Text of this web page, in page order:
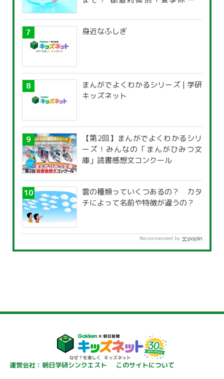
身近なふしぎ
まんがでよくわかるシリーズ | 学研
キッズネット
【第2回】まんがでよくわかるシリ
ーズ！みんなの「まんがひみつ文
庫」読書感想文コンクール
雲の種類っていくつあるの？ カタ
チによって名前や特徴が違うの？
Recommended by
運営会社：朝日学研シンクエスト
このサイトについて